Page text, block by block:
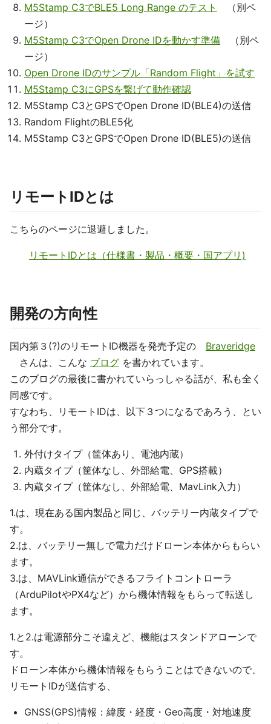
M5Stamp C3でBLE5 Long Range のテスト
（別ペ
ージ）
M5Stamp C3でOpen Drone IDを動かす準備 （別ペ
ージ）
Open Drone IDのサンプル「Random Flight」を試す
M5Stamp C3にGPSを繋げて動作確認
M5Stamp C3とGPSでOpen Drone ID(BLE4)の送信
Random FlightのBLE5化
M5Stamp C3とGPSでOpen Drone ID(BLE5)の送信
リモートIDとは
こちらのページに退避しました。
リモートIDとは（仕様書・製品・概要・国アプリ)
開発の方向性
国内第３(?)のリモートID機器を発売予定の Braveridge
さんは、こんな ブログ を書かれています。
このブログの最後に書かれていらっしゃる話が、私も全く
同感です。
すなわち、リモートIDは、以下３つになるであろう、とい
う部分です。
外付けタイプ（筐体あり、電池内蔵）
内蔵タイプ（筐体なし、外部給電、GPS搭載）
内蔵タイプ（筐体なし、外部給電、MavLink入力）
1.は、現在ある国内製品と同じ、バッテリー内蔵タイプで
す。
2.は、バッテリー無しで電力だけドローン本体からもらい
ます。
3.は、MAVLink通信ができるフライトコントローラ
（ArduPilotやPX4など）から機体情報をもらって転送し
ます。
1.と2.は電源部分こそ違えど、機能はスタンドアローンで
す。
ドローン本体から機体情報をもらうことはできないので、
リモートIDが送信する、
GNSS(GPS)情報：緯度・経度・Geo高度・対地速度